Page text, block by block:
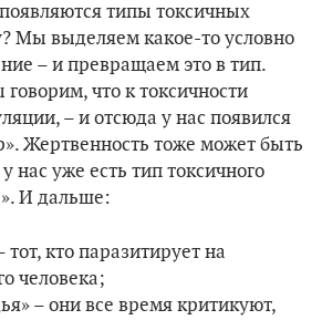
типы токсичных
Мы выделяем какое-то условно
– и превращаем это в тип.
что к токсичности
– и отсюда у нас появился
Жертвенность тоже может быть
нас уже есть тип токсичного
И дальше:
тот, кто паразитирует на
человека;
– они все время критикуют,